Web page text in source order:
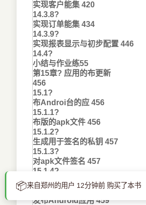
实现客户能集 420
14.3.8?
实现订单能集 434
14.3.9?
实现报表显示与初步配置 446
14.4?
小结与作业练55
第15章? 应用的布更新
456
15.1?
布Androi台的应 456
15.1.1?
布版的apk文件 456
15.1.2?
生成用于签名的私钥 457
15.1.3?
对apk文件签名 457
15.1.4?
优化apk文件并改名 458
15.1.5?
发布Android应用 459
📦来自郑州的用户 12分钟前 购买了本书